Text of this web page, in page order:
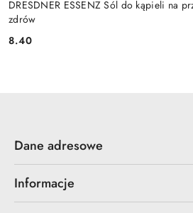
DRESDNER ESSENZ Sól do kąpieli na
zdrów
Cena:
8.40
Dane adresowe
Informacje